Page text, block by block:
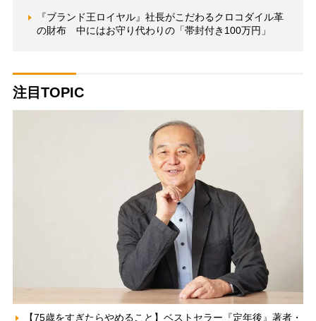
『ブランド王ロイヤル』社長がこだわるクロコダイル革
の財布 中にはお守り代わりの「帯封付き100万円」
注目TOPIC
【75歳をすぎたらやめること】ベストセラー『定年後』著者・